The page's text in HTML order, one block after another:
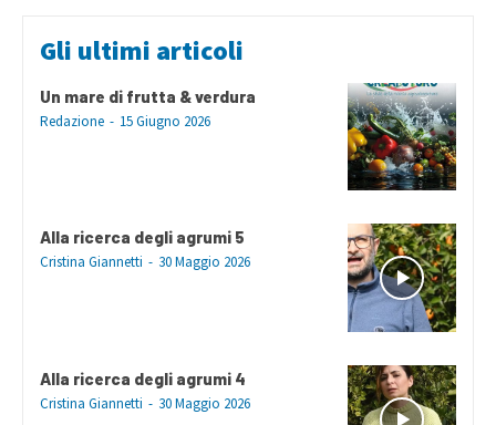
Gli ultimi articoli
Un mare di frutta & verdura
Redazione - 15 Giugno 2026
Alla ricerca degli agrumi 5
Cristina Giannetti - 30 Maggio 2026
Alla ricerca degli agrumi 4
Cristina Giannetti - 30 Maggio 2026